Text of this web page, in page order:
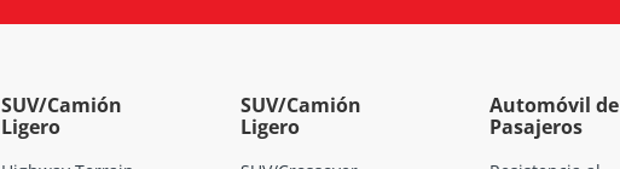
SUV/Camión
Ligero
SUV/Camión
Ligero
Automóvil de
Pasajeros